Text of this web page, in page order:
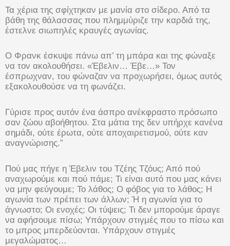
Τα χέρια της σφίχτηκαν με μανία στο σίδερο. Από τα
βάθη της θάλασσας που πλημμύριζε την καρδιά της,
έστελνε σιωπηλές κραυγές αγωνίας.
Ο Φρανκ έσκυψε πάνω απ’ τη μπάρα και της φώναξε
να τον ακολουθήσει. «Έβελιν… Έβε…» Τον
έσπρωχναν, του φώναζαν να προχωρήσει, όμως αυτός
εξακολουθούσε να τη φωνάζει.
Γύρισε προς αυτόν ένα άσπρο ανέκφραστο πρόσωπο
σαν ζώου αβοήθητου. Στα μάτια της δεν υπήρχε κανένα
σημάδι, ούτε έρωτα, ούτε αποχαιρετισμού, ούτε καν
αναγνώρισης.”
Πού μας πήγε η Έβελιν του Τζέης Τζόυς; Από πού
αναχωρούμε και πού πάμε; Τι είναι αυτό που μας κάνει
να μην φεύγουμε; Το λάθος; Ο φόβος για το λάθος; Η
αγωνία των πρέπει των άλλων; Ή η αγωνία για το
άγνωστο; Οι ενοχές; Οι τύψεις; Τι δεν μπορούμε άραγε
να αφήσουμε πίσω; Υπάρχουν στιγμές που το πίσω και
το μπρος μπερδεύονται. Υπάρχουν στιγμές
μεγαλώματος…